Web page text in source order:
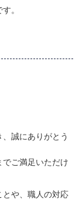
。
誠にありがとう
ご満足いただけ
とや、職人の対応